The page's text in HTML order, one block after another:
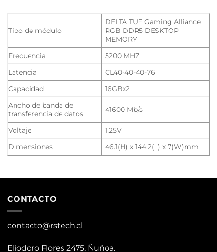
Tipo de módulo
DELTA TUF Gaming Alliance
RGB DDR5 DESKTOP
MEMORY
Frecuencia
5200 MHZ
Latencia
CL40-40-40-76
Capacidad
16GBx2
Ancho de banda de
transferencia de datos
41600 Mb/s
Voltaje
1.25V
Dimensiones
46.1(H) x 144.2(L) x 7(W)mm
CONTACTO
contacto@rstech.cl
Eliodoro Flores 2475, Ñuñoa.